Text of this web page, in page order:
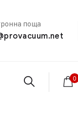
поща
0